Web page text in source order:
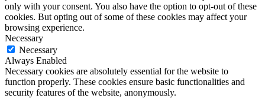
only with your consent. You also have the option to opt-out of these
cookies. But opting out of some of these cookies may affect your
browsing experience.
Necessary
Necessary
Always Enabled
Necessary cookies are absolutely essential for the website to
function properly. These cookies ensure basic functionalities and
security features of the website, anonymously.